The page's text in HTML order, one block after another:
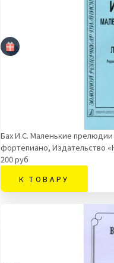
Бах И.С. Маленькие
фортепиано, Издательство
200 руб
К ТОВАРУ